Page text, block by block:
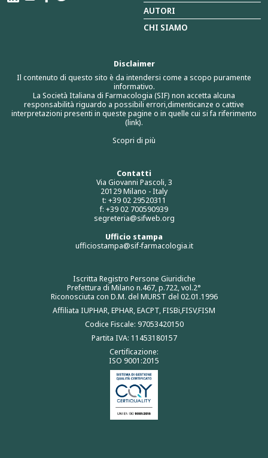
Contatti
Via Giovanni Pascoli, 3
20129 Milano - Italy
t: +39 02 29520311
f: +39 02 700590939
segreteria@sifweb.org
Ufficio stampa
ufficiostampa@sif-farmacologia.it
Iscritta Registro Persone Giuridiche
Prefettura di Milano n.467, p.722, vol.2°
Riconosciuta con D.M. del MURST del 02.01.1996
Affiliata IUPHAR, EPHAR, EACPT, FISBi,FISV,FISM
Codice Fiscale: 97053420150
Partita IVA: 11453180157
Certificazione:
ISO 9001:2015
Disclaimer
Il contenuto di questo sito è da intendersi come a scopo puramente
informativo.
La Società Italiana di Farmacologia (SIF) non accetta alcuna
responsabilità riguardo a possibili errori,dimenticanze o cattive
interpretazioni presenti in queste pagine o in quelle cui si fa riferimento
(link).
Scopri di più
AUTORI
CHI SIAMO